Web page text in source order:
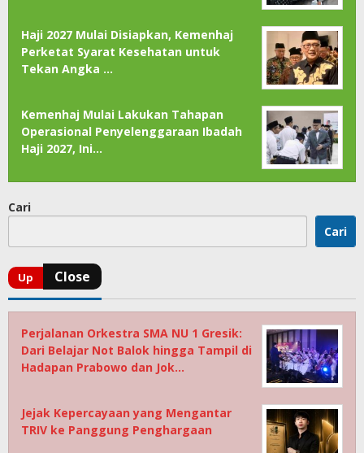
Haji 2027 Mulai Disiapkan, Kemenhaj
Perketat Syarat Kesehatan untuk
Tekan Angka …
Kemenhaj Mulai Lakukan Tahapan
Operasional Penyelenggaraan Ibadah
Haji 2027, Ini…
Cari
Cari
Perjalanan Orkestra SMA NU 1 Gresik:
Dari Belajar Not Balok hingga Tampil di
Hadapan Prabowo dan Jok…
Jejak Kepercayaan yang Mengantar
TRIV ke Panggung Penghargaan